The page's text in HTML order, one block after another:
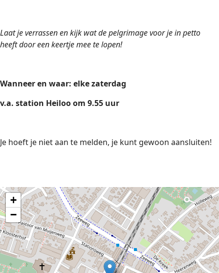
Laat je verrassen en kijk wat de pelgrimage voor je in petto
heeft door een keertje mee te lopen!
Wanneer en waar: elke zaterdag
v.a. station Heiloo om 9.55 uur
Je hoeft je niet aan te melden, je kunt gewoon aansluiten!
+
−